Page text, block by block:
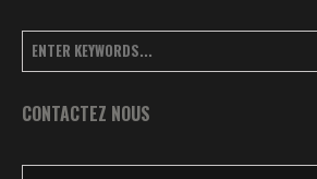
CONTACTEZ NOUS